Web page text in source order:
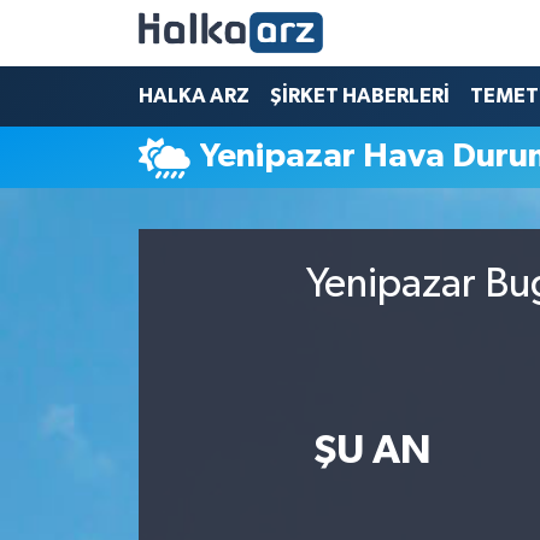
HALKA ARZ ŞİRKET HABERLERİ
Yenipazar Hava
Yenipazar
ŞU AN
HALKA ARZ
SERMAYE ARTIRIMI